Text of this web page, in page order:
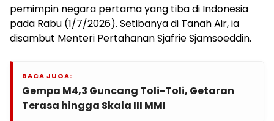
pemimpin negara pertama yang tiba di Indonesia
pada Rabu (1/7/2026). Setibanya di Tanah Air, ia
disambut Menteri Pertahanan Sjafrie Sjamsoeddin.
BACA JUGA:
Gempa M4,3 Guncang Toli-Toli, Getaran
Terasa hingga Skala III MMI